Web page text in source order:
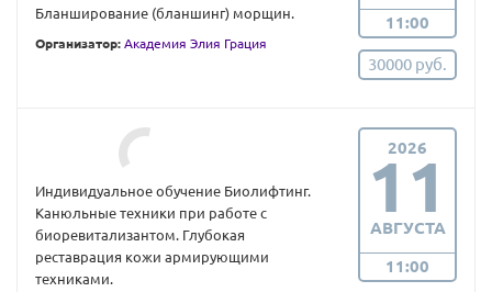
Бланширование (бланшинг) морщин.
Организатор: Академия Элия Грация
11:00
30000 руб.
Индивидуальное обучение Биолифтинг.
Канюльные техники при работе с
биоревитализантом. Глубокая
реставрация кожи армирующими
техниками.
2026
11
АВГУСТА
11:00